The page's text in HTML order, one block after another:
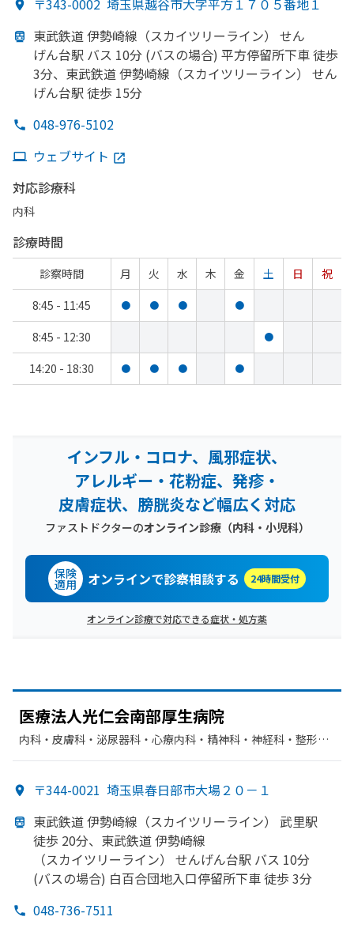
〒343-0002 埼玉県越谷市大字平方１７０５番地１
東武鉄道 伊勢崎線 （スカイツリーライン）
せん
げん台駅 バス 10分 (バスの場合) 平方停留所下車 徒歩
3分、 東武鉄道 伊勢崎線 （スカイツリーライン）
せん
げん台駅 徒歩 15分
048-976-5102
ウェブサイト
対応診療科
内科
診療時間
診察時間 月 火 水 木 金 土 日
祝
8:45 - 11:45
● ● ● ●
8:45 - 12:30 ●
14:20 - 18:30 ● ● ● ●
インフル・コロナ、風邪症状、
アレルギー・花粉症、発疹・
皮膚症状、膀胱炎など幅広く対応
ファストドクターのオンライン診療（内科・小児科）
保険
適用 オンラインで診察相談する 24時間受付
オンライン診療で対応できる症状・処方薬
医療法人光仁会南部厚生病院
内科・​皮膚科・​泌尿器科・​心療内科・​精神科・神経科・​整形外
〒344-0021 埼玉県春日部市大場２０－１
東武鉄道 伊勢崎線 （スカイツリーライン）
武里駅
徒歩 20分、 東武鉄道 伊勢崎線
（スカイツリーライン）
せんげん台駅 バス 10分
(バスの場合) 白百合団地入口停留所下車 徒歩 3分
048-736-7511